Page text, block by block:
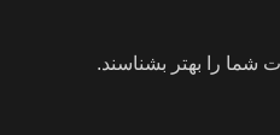
شما را بهتر بشناسند.